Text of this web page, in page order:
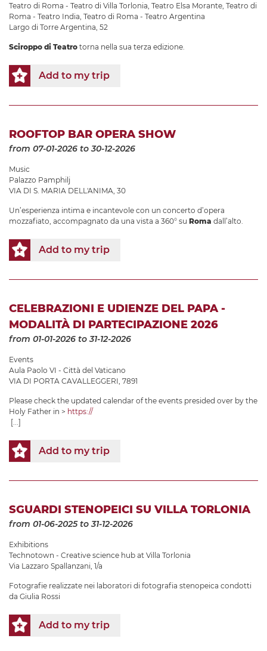
Teatro di Roma - Teatro di Villa Torlonia, Teatro Elsa Morante, Teatro di
Roma - Teatro India, Teatro di Roma - Teatro Argentina
Largo di Torre Argentina, 52
Sciroppo di Teatro torna nella sua terza edizione.
Add to my trip
ROOFTOP BAR OPERA SHOW
from 07-01-2026 to 30-12-2026
Music
Palazzo Pamphilj
VIA DI S. MARIA DELL'ANIMA, 30
Un’esperienza intima e incantevole con un concerto d’opera
mozzafiato, accompagnato da una vista a 360° su Roma dall’alto.
Add to my trip
CELEBRAZIONI E UDIENZE DEL PAPA -
MODALITÀ DI PARTECIPAZIONE 2026
from 01-01-2026 to 31-12-2026
Events
Aula Paolo VI - Città del Vaticano
VIA DI PORTA CAVALLEGGERI, 7891
Please check the updated calendar of the events presided over by the
Holy Father in > https://
[...]
Add to my trip
SGUARDI STENOPEICI SU VILLA TORLONIA
from 01-06-2025to 31-12-2026
Exhibitions
Technotown - Creative science hub at Villa Torlonia
Via Lazzaro Spallanzani, 1/a
Fotografie realizzate nei laboratori di fotografia stenopeica condotti
da Giulia Rossi
Add to my trip